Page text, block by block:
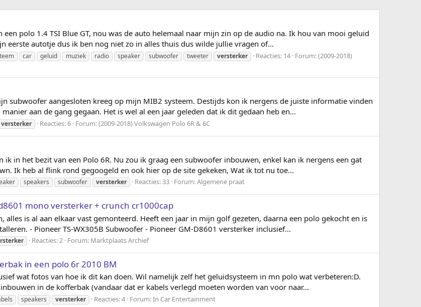
polo 1.4 TSI Blue GT, nou was de auto helemaal naar mijn zin op de audio na. Ik hou van mooi geluid
eerste autotje dus ik ben nog niet zo in alles thuis dus wilde jullie vragen of...
car geluid muziek radio speaker subwoofer tweeter versterker Reacties: 14 Forum:(2009-2018)
subwoofer aangesloten kreeg op mijn MIB2 systeem. Destijds kon ik nergens de juiste informatie vinden
aan de gang gegaan. Het is wel al een jaar geleden dat ik dit gedaan heb en...
versterker Reacties: 6 Forum:(2009-2018) Volkswagen Polo 6R & 6C
in het bezit van een Polo 6R. Nu zou ik graag een subwoofer inbouwen, enkel kan ik nergens een gat
Ik heb al flink rond gegoogeld en ook hier op de site gekeken, Wat ik tot nu toe...
speakers subwoofer versterker Reacties: 33 Forum:Algemene praat
mono versterker + crunch cr1000cap
is al aan elkaar vast gemonteerd. Heeft een jaar in mijn golf gezeten, daarna een polo gekocht en is
- Pioneer TS-WX305B Subwoofer - Pioneer GM-D8601 versterker inclusief...
Reacties: 2 Forum: Marktplaats Archief
in een polo 6r 2010 BM
wat fotos van hoe ik dit kan doen. Wil namelijk zelf het geluidsysteem in mn polo wat verbeteren:D.
in de kofferbak (vandaar dat er kabels verlegd moeten worden van voor naar...
speakers versterker Reacties: 4 Forum:In Car Entertainment